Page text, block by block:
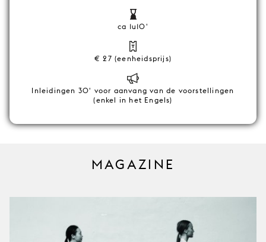
ca 1u10'
€ 27 (eenheidsprijs)
Inleidingen 30' voor aanvang van de voorstellingen
(enkel in het Engels)
MAGAZINE